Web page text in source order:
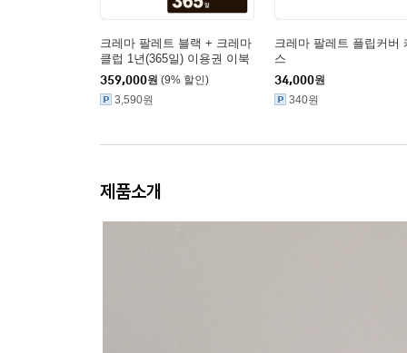
크레마 팔레트 블랙 + 크레마
클럽 1년(365일) 이용권 이북
리더기
359,000원 (9% 할인)
3,590원
크레마 팔레트 플립커버
스
34,000원
340원
제품소개